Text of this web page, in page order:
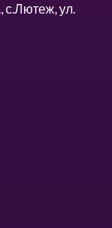
с.Лютеж, ул.